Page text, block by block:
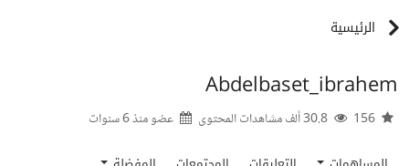
الرئيسية
Abdelbaset_ibrahem
عضو منذ6 سنوات